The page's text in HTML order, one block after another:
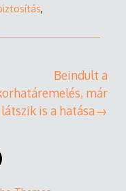
,
Beindult a
már
látszik is a hatása